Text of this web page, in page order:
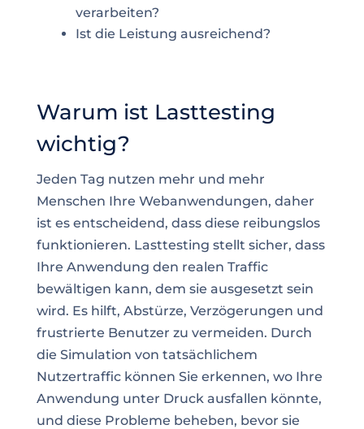
verarbeiten?
Ist die Leistung ausreichend?
Warum ist Lasttesting
wichtig?
Jeden Tag nutzen mehr und mehr
Menschen Ihre Webanwendungen, daher
ist es entscheidend, dass diese reibungslos
funktionieren. Lasttesting stellt sicher, dass
Ihre Anwendung den realen Traffic
bewältigen kann, dem sie ausgesetzt sein
wird. Es hilft, Abstürze, Verzögerungen und
frustrierte Benutzer zu vermeiden. Durch
die Simulation von tatsächlichem
Nutzertraffic können Sie erkennen, wo Ihre
Anwendung unter Druck ausfallen könnte,
und diese Probleme beheben, bevor sie